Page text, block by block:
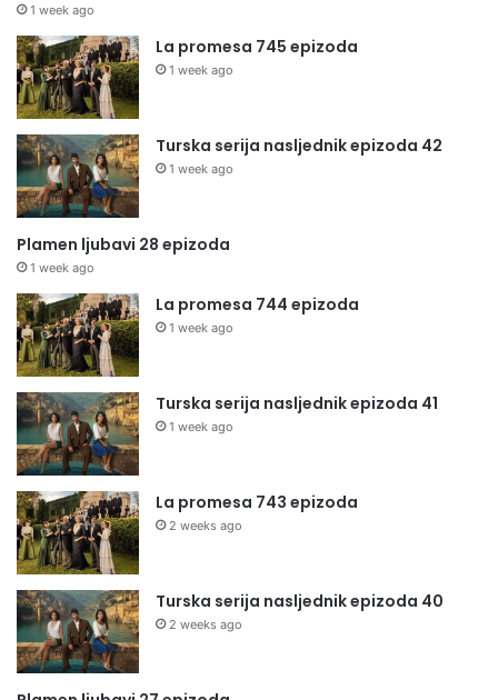
1 week ago
La promesa 745 epizoda
1 week ago
Turska serija nasljednik epizoda 42
1 week ago
Plamen ljubavi 28 epizoda
1 week ago
La promesa 744 epizoda
1 week ago
Turska serija nasljednik epizoda 41
1 week ago
La promesa 743 epizoda
2 weeks ago
Turska serija nasljednik epizoda 40
2 weeks ago